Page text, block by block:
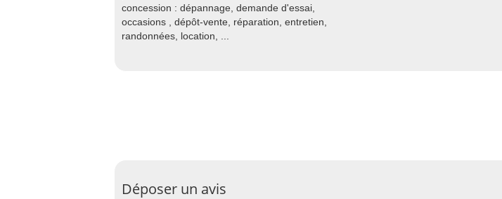
concession : dépannage, demande d'essai,
occasions , dépôt-vente, réparation, entretien,
randonnées, location, ...
Déposer un avis